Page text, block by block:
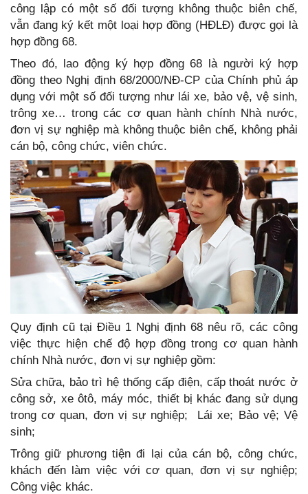
công lập có một số đối tượng không thuộc biên chế,
vẫn đang ký kết một loại hợp đồng (HĐLĐ) được gọi là
hợp đồng 68.
Theo đó, lao động ký hợp đồng 68 là người ký hợp
đồng theo Nghị định 68/2000/NĐ-CP của Chính phủ áp
dụng với một số đối tượng như lái xe, bảo vệ, vệ sinh,
trông xe… trong các cơ quan hành chính Nhà nước,
đơn vị sự nghiệp mà không thuộc biên chế, không phải
cán bộ, công chức, viên chức.
Quy định cũ tại Điều 1 Nghị định 68 nêu rõ, các công
việc thực hiện chế độ hợp đồng trong cơ quan hành
chính Nhà nước, đơn vị sự nghiệp gồm:
Sửa chữa, bảo trì hệ thống cấp điện, cấp thoát nước ở
công sở, xe ôtô, máy móc, thiết bị khác đang sử dụng
trong cơ quan, đơn vị sự nghiệp; Lái xe; Bảo vệ; Vệ
sinh;
Trông giữ phương tiện đi lại của cán bộ, công chức,
khách đến làm việc với cơ quan, đơn vị sự nghiệp;
Công việc khác.